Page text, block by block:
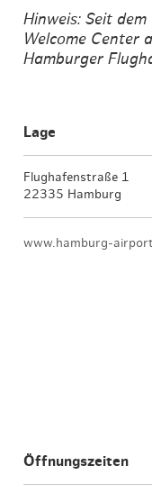
Hinweis: Seit
Welcome Center
Hamburger
Lage
Flughafenstraße 1
22335 Hamburg
www.hamburg-
Öffnungszeiten